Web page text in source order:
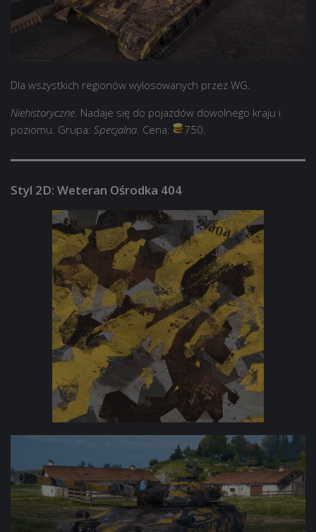
Dla wszystkich regionów wylosowanych przez WG.
Niehistoryczne. Nadaje się do pojazdów dowolnego kraju i
poziomu. Grupa: Specjalna. Cena: 750.
Styl 2D: Weteran Ośrodka 404